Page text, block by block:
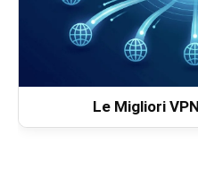
Le Migliori